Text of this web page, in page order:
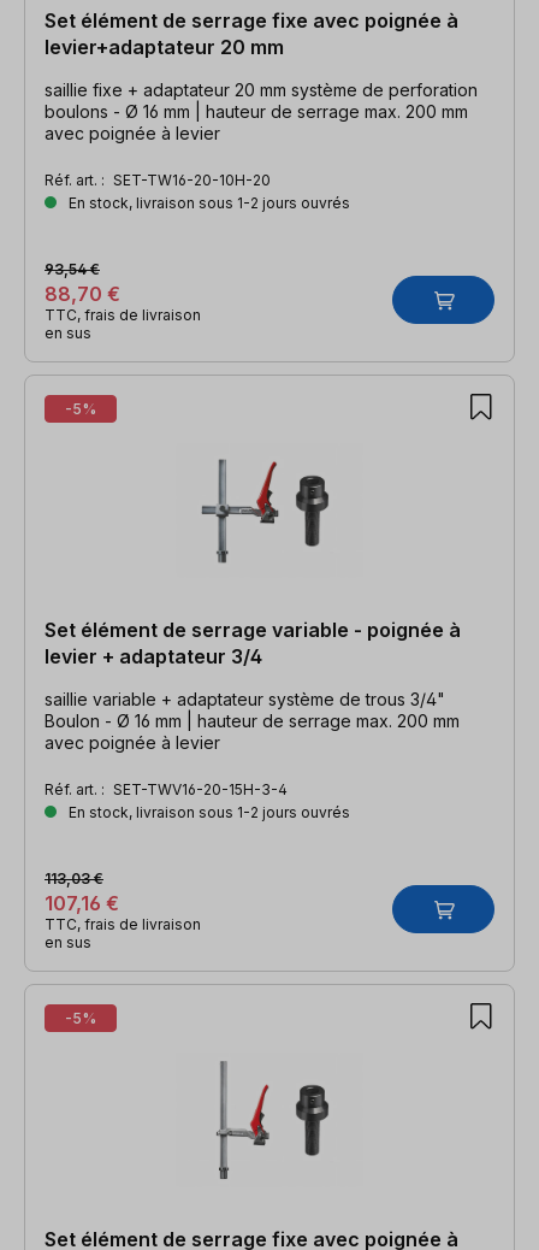
Set élément de serrage fixe avec poignée à
levier+adaptateur 20 mm
saillie fixe + adaptateur 20 mm système de perforation
boulons - Ø 16 mm | hauteur de serrage max. 200 mm
avec poignée à levier
Réf. art. : SET-TW16-20-10H-20
En stock, livraison sous 1-2 jours ouvrés
88,70 €
93,54 €
TTC, frais de livraison
en sus
-5%
Set élément de serrage variable - poignée à
levier + adaptateur 3/4
saillie variable + adaptateur système de trous 3/4"
Boulon - Ø 16 mm | hauteur de serrage max. 200 mm
avec poignée à levier
Réf. art. : SET-TWV16-20-15H-3-4
En stock, livraison sous 1-2 jours ouvrés
107,16 €
113,03 €
TTC, frais de livraison
en sus
-5%
Set élément de serrage fixe avec poignée à